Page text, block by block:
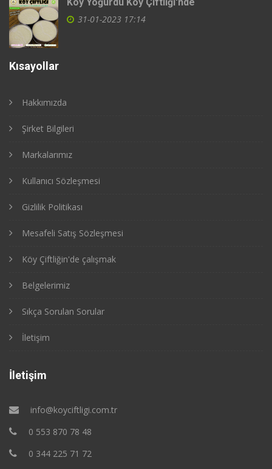
31-01-2023 17:14
Kısayollar
Hakkımızda
Şirket Bilgileri
Markalarımız
Kullanıcı Sözleşmesi
Gizlilik Politikası
Mesafeli Satış Sözleşmesi
Köy Çiftliğin'de çalışmak
Belgelerimiz
Sıkça Sorulan Sorular
İletişim
İletişim
info@koyciftligi.com.tr
0 553 870 78 48
0 344 225 71 72